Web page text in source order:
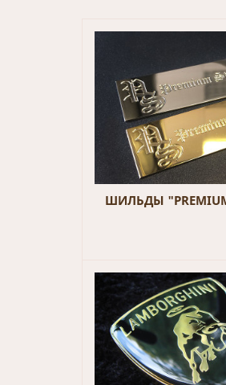
ШИЛЬДЫ